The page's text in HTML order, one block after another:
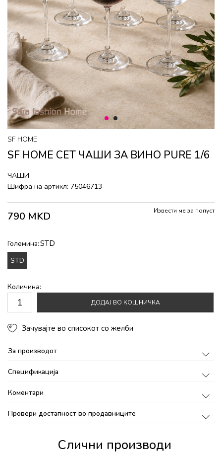
1 2
SF HOME
SF HOME СЕТ ЧАШИ ЗА ВИНО PURE 1/6
ЧАШИ
Шифра на артикл: 75046713
790 MKD Извести ме за попуст
Големина:STD
STD
Количина:
ДОДАЈ ВО КОШНИЧКА
Зачувајте во списокот со желби
За производот
Спецификација
Коментари
Провери достапност во продавниците
Слични производи